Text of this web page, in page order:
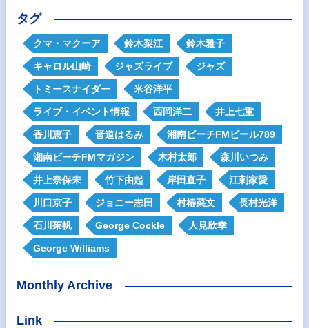
タグ
クマ・マクーア 鈴木梨江 鈴木雅子
キャロル山崎 ジャズライブ ジャズ
トミースナイダー 米谷洋平
ライブ・イベント情報 西岡洋二 井上七重
香川恵子 晋道はるみ 湘南ビーチFMビール789
湘南ビーチFMマガジン 木村太郎 森川いつみ
井上奈保未 竹下由起 岸田直子 江刺家愛
川口京子 ジョニー志田 村椿菜文 長村光洋
石川茱帆 George Cockle 人見欣幸
George Williams
Monthly Archive
Link